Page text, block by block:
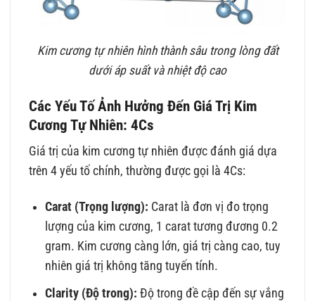
Kim cương tự nhiên hình thành sâu trong lòng đất
dưới áp suất và nhiệt độ cao
Các Yếu Tố Ảnh Hưởng Đến Giá Trị Kim
Cương Tự Nhiên: 4Cs
Giá trị của kim cương tự nhiên được đánh giá dựa
trên 4 yếu tố chính, thường được gọi là 4Cs:
Carat (Trọng lượng): Carat là đơn vị đo trọng
lượng của kim cương, 1 carat tương đương 0.2
gram. Kim cương càng lớn, giá trị càng cao, tuy
nhiên giá trị không tăng tuyến tính.
Clarity (Độ trong): Độ trong đề cập đến sự vắng